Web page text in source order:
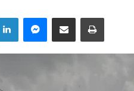
LinkedInMessengerმეილზე გაზიარება